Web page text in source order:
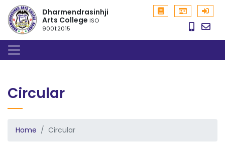
Dharmendrasinhji
Arts CollegeISO
9001:2015
Circular
Home Circular